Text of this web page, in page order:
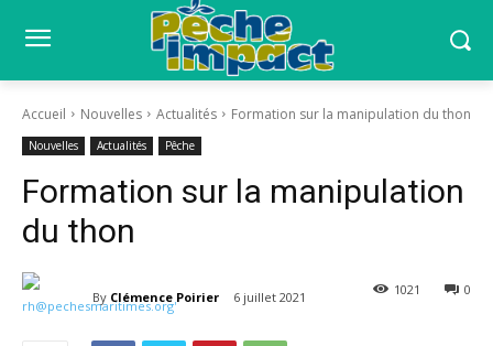
Accueil Nouvelles Actualités Formation sur la manipulation du thon
Nouvelles Actualités Pêche
Formation sur la manipulation
du thon
By Clémence Poirier 6 juillet 2021 0
1021